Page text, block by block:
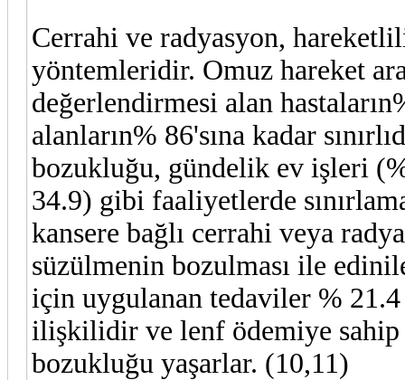
Cerrahi ve radyasyon,
yöntemleridir. Omuz hareket
değerlendirmesi alan
alanların% 86'sına kadar
bozukluğu, gündelik ev işleri
34.9) gibi faaliyetlerde
kansere bağlı cerrahi veya
süzülmenin bozulması ile
için uygulanan tedaviler %
ilişkilidir ve lenf ödemiye sahip
bozukluğu yaşarlar. (10,11)